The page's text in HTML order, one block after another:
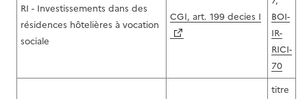
RI - Investissements dans des
résidences hôtelières à vocation
sociale
CGI, art. 199 decies I
BOI-
IR-
RICI-
70
titre